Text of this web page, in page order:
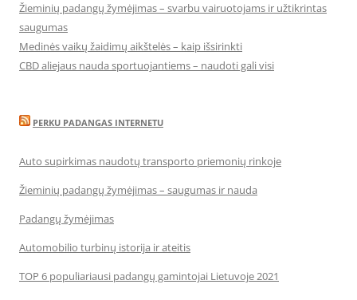
Žieminių padangų žymėjimas – svarbu vairuotojams ir užtikrintas
saugumas
Medinės vaikų žaidimų aikštelės – kaip išsirinkti
CBD aliejaus nauda sportuojantiems – naudoti gali visi
PERKU PADANGAS INTERNETU
Auto supirkimas naudotų transporto priemonių rinkoje
Žieminių padangų žymėjimas – saugumas ir nauda
Padangų žymėjimas
Automobilio turbinų istorija ir ateitis
TOP 6 populiariausi padangų gamintojai Lietuvoje 2021